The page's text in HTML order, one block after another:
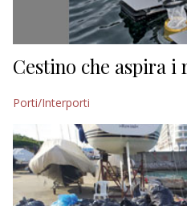
Cestino che aspira
Porti/Interporti